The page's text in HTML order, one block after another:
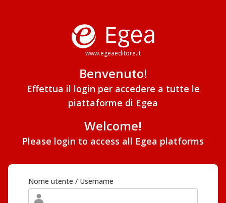
www.egeaeditore.it
Benvenuto!
Effettua il login per accedere a tutte le
piattaforme di Egea
Welcome!
Please login to access all Egea platforms
Nome utente / Username